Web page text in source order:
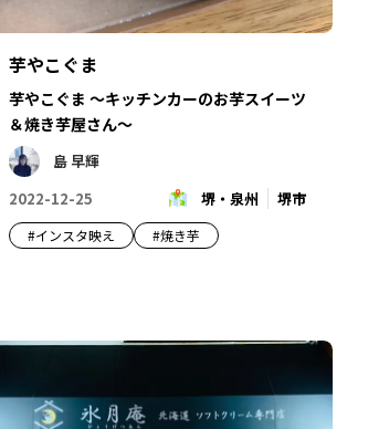
芋やこぐま
芋やこぐま ～キッチンカーのお芋スイーツ
＆焼き芋屋さん～
島 早輝
2022-12-25
堺・泉州 堺市
#インスタ映え #焼き芋